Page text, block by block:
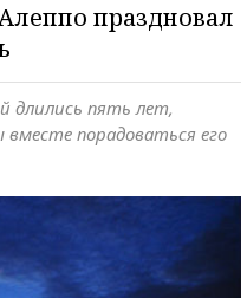
праздновал
длились пять лет,
порадоваться его